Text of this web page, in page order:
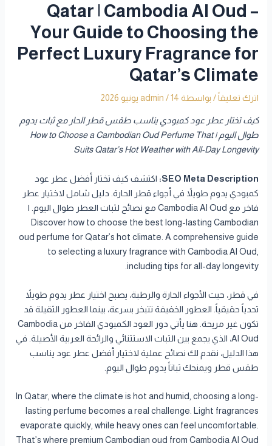
Qatar | Cambodia Al Oud –
Your Guide to Choosing the
Perfect Luxury Fragrance for
Qatar’s Climate
اترك تعليقاً / بواسطة admin /14 يونيو 2026
كيف تختار عطر عود كمبودي يناسب طقس قطر الحار مع ثبات يدوم
طوال اليوم | How to Choose a Cambodian Oud Perfume That
Suits Qatar’s Hot Weather with All-Day Longevity
SEO Meta Description: اكتشف كيف تختار أفضل عطر عود
كمبودي يدوم طويلاً في أجواء قطر الحارة. دليل شامل لاختيار عطر
فاخر مع Cambodia Al Oud مع نصائح لثبات العطر طوال اليوم. |
Discover how to choose the best long-lasting Cambodian
oud perfume for Qatar’s hot climate. A comprehensive guide
to selecting a luxury fragrance with Cambodia Al Oud,
including tips for all-day longevity.
في قطر، حيث الأجواء الحارة والرطبة، يصبح اختيار عطر يدوم طويلاً
تحدياً حقيقياً. العطور الخفيفة تتبخر بسرعة، بينما العطور الثقيلة قد
تكون غير مريحة. هنا يأتي دور العود الكمبودي الفاخر من Cambodia
Al Oud، الذي يجمع بين الثبات الاستثنائي والرائحة العربية الأصيلة. في
هذا الدليل، نقدم لك نصائح عملية لاختيار أفضل عطر عود يناسب
طقس قطر ويمنحك ثباتاً يدوم طوال اليوم.
In Qatar, where the climate is hot and humid, choosing a long-
lasting perfume becomes a real challenge. Light fragrances
evaporate quickly, while heavy ones can feel uncomfortable.
That’s where premium Cambodian oud from Cambodia Al Oud